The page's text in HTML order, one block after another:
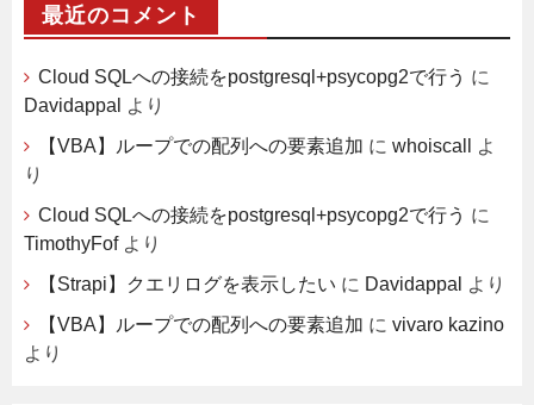
最近のコメント
Cloud SQLへの接続をpostgresql+psycopg2で行う に
Davidappal
より
【VBA】ループでの配列への要素追加 に whoiscall
よ
り
Cloud SQLへの接続をpostgresql+psycopg2で行う に
TimothyFofより
【Strapi】クエリログを表示したい に Davidappal
より
【VBA】ループでの配列への要素追加 に vivaro kazino
より